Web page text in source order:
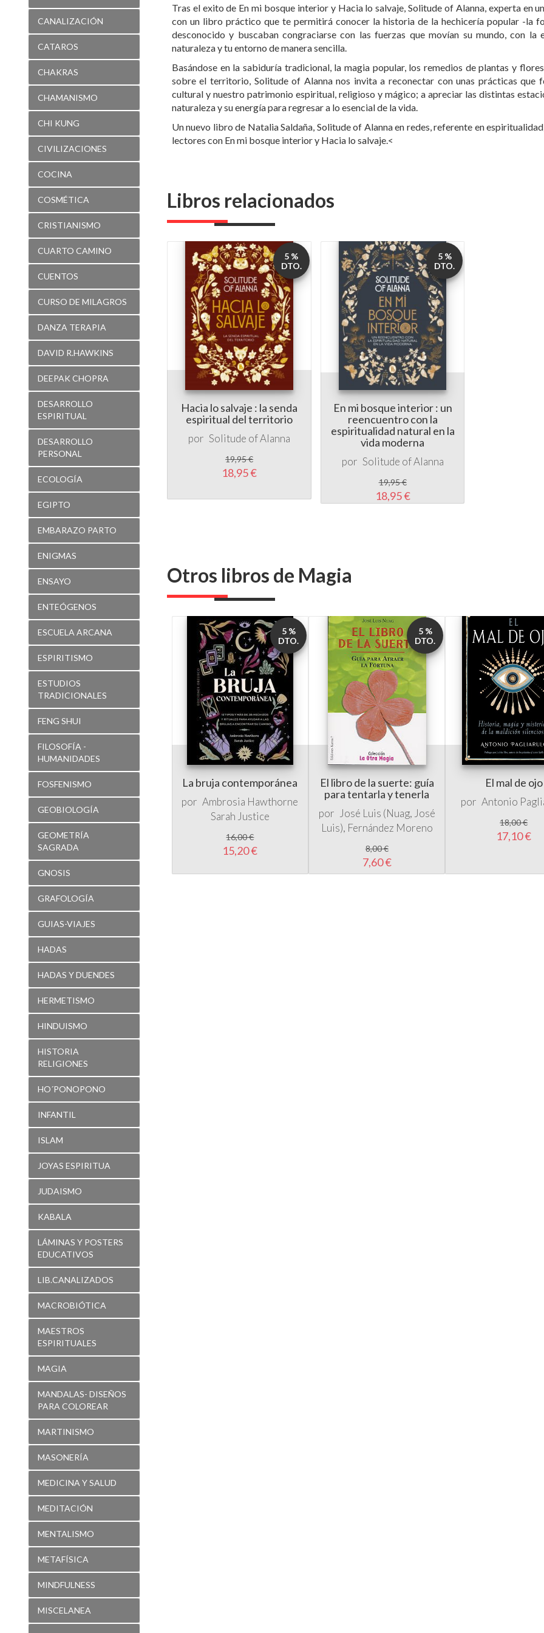
CANALIZACIÓN
CATAROS
CHAKRAS
CHAMANISMO
CHI KUNG
CIVILIZACIONES
COCINA
COSMÉTICA
CRISTIANISMO
CUARTO CAMINO
CUENTOS
CURSO DE MILAGROS
DANZA TERAPIA
DAVID R.HAWKINS
DEEPAK CHOPRA
DESARROLLO
ESPIRITUAL
DESARROLLO
PERSONAL
ECOLOGÍA
EGIPTO
EMBARAZO PARTO
ENIGMAS
ENSAYO
ENTEÓGENOS
ESCUELA ARCANA
ESPIRITISMO
ESTUDIOS
TRADICIONALES
FENG SHUI
FILOSOFÍA -
HUMANIDADES
FOSFENISMO
GEOBIOLOGÍA
GEOMETRÍA
SAGRADA
GNOSIS
GRAFOLOGÍA
GUIAS-VIAJES
HADAS
HADAS Y DUENDES
HERMETISMO
HINDUISMO
HISTORIA
RELIGIONES
HO´PONOPONO
INFANTIL
ISLAM
JOYAS ESPIRITUA
JUDAISMO
KABALA
LÁMINAS Y POSTERS
EDUCATIVOS
LIB.CANALIZADOS
MACROBIÓTICA
MAESTROS
ESPIRITUALES
MAGIA
MANDALAS- DISEÑOS
PARA COLOREAR
MARTINISMO
MASONERÍA
MEDICINA Y SALUD
MEDITACIÓN
MENTALISMO
METAFÍSICA
MINDFULNESS
MISCELANEA
Tras el exito de En mi bosque interior y Hacia lo salvaje, Solitude of Alanna, experta en
con un libro práctico que te permitirá conocer la historia de la hechicería popular -la
desconocido y buscaban congraciarse con las fuerzas que movían su mundo, con
naturaleza y tu entorno de manera sencilla.
Basándose en la sabiduría tradicional, la magia popular, los remedios de plantas y
sobre el territorio, Solitude of Alanna nos invita a reconectar con unas prácticas que
cultural y nuestro patrimonio espiritual, religioso y mágico; a apreciar las distintas
naturaleza y su energía para regresar a lo esencial de la vida.
Un nuevo libro de Natalia Saldaña, Solitude of Alanna en redes, referente en
lectores con En mi bosque interior y Hacia lo salvaje.<
Libros relacionados
Hacia lo salvaje : la senda
espiritual del territorio
por Solitude of Alanna
19,95 €
18,95 €
5 %
DTO.
En mi bosque interior : un
reencuentro con la
espiritualidad natural en la
vida moderna
por Solitude of Alanna
19,95 €
18,95 €
5 %
DTO.
Otros libros de Magia
La bruja contemporánea
por Ambrosia Hawthorne
Sarah Justice
16,00 €
15,20 €
5 %
DTO.
El libro de la suerte: guía
para tentarla y tenerla
por
José Luis (Nuag, José
Luis), Fernández Moreno
8,00 €
7,60 €
5 %
DTO.
El mal de ojo
por Antonio
18,00 €
17,10 €